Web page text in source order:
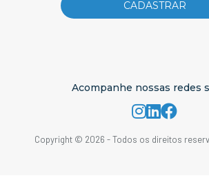
Acompanhe nossas redes
Copyright © 2026 - Todos os direitos